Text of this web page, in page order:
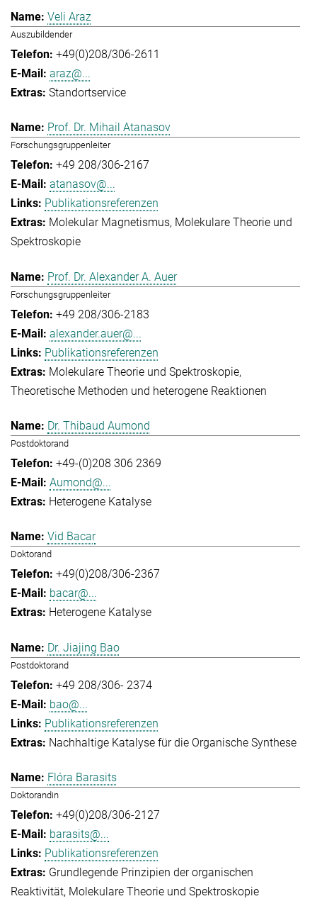
Veli Araz
Auszubildender
+49(0)208/306-2611
araz@...
Standortservice
Prof. Dr. Mihail Atanasov
Forschungsgruppenleiter
+49 208/306-2167
atanasov@...
Publikationsreferenzen
Molekular Magnetismus Molekulare Theorie und
Spektroskopie
Prof. Dr. Alexander A. Auer
Forschungsgruppenleiter
+49 208/306-2183
alexander.auer@...
Publikationsreferenzen
Molekulare Theorie und Spektroskopie
Theoretische Methoden und heterogene Reaktionen
Dr. Thibaud Aumond
Postdoktorand
+49-(0)208 306 2369
Aumond@...
Heterogene Katalyse
Vid Bacar
Doktorand
+49(0)208/306-2367
bacar@...
Heterogene Katalyse
Dr. Jiajing Bao
Postdoktorand
+49 208/306- 2374
bao@...
Publikationsreferenzen
Nachhaltige Katalyse für die Organische Synthese
Flóra Barasits
Doktorandin
+49(0)208/306-2127
barasits@...
Publikationsreferenzen
Grundlegende Prinzipien der organischen
Reaktivität Molekulare Theorie und Spektroskopie